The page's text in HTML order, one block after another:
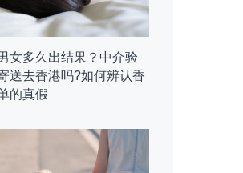
女多久出结果？中介验
送去香港吗?如何辨认香
的真假